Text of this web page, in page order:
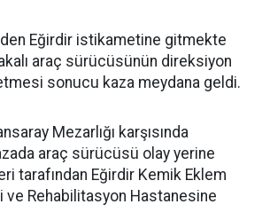
Eğirdir istikametine gitmekte
araç sürücüsünün direksiyon
sonucu kaza meydana geldi.
Mezarlığı karşısında
araç sürücüsü olay yerine
tarafından Eğirdir Kemik Eklem
ve Rehabilitasyon Hastanesine